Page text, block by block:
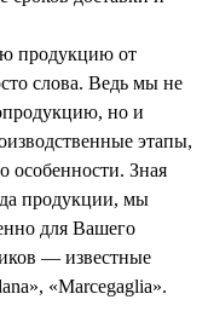
продукцию от
слова. Ведь мы не
но и
этапы,
особенности. Зная
продукции, мы
для Вашего
— известные
«Marcegaglia».